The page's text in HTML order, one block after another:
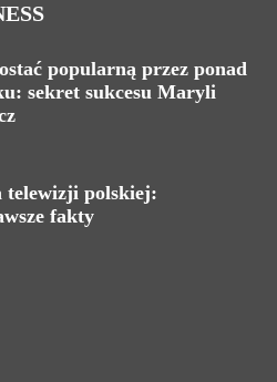
popularną przez ponad
sekret sukcesu Maryli
telewizji polskiej:
fakty